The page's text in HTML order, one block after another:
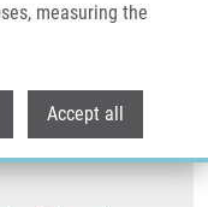
measuring the
Accept all